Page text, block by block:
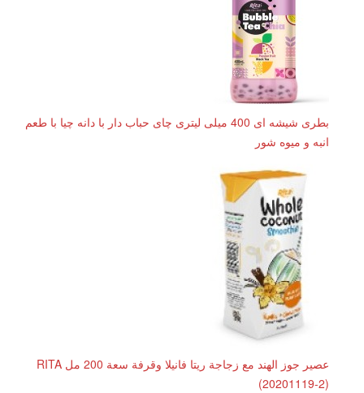
بطری شیشه ای 400 میلی لیتری چای حباب دار با دانه چیا با طعم
انبه و میوه شور
عصير جوز الهند مع زجاجة ريتا فانيلا وقرفة سعة 200 مل RITA
(20201119-2)